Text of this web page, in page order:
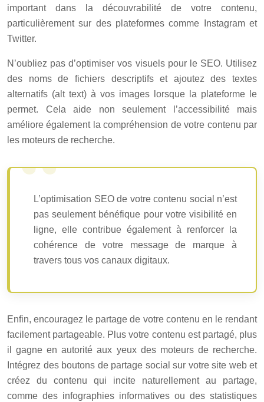
important dans la découvrabilité de votre contenu,
particulièrement sur des plateformes comme Instagram et
Twitter.
N’oubliez pas d’optimiser vos visuels pour le SEO. Utilisez
des noms de fichiers descriptifs et ajoutez des textes
alternatifs (alt text) à vos images lorsque la plateforme le
permet. Cela aide non seulement l’accessibilité mais
améliore également la compréhension de votre contenu par
les moteurs de recherche.
L’optimisation SEO de votre contenu social n’est
pas seulement bénéfique pour votre visibilité en
ligne, elle contribue également à renforcer la
cohérence de votre message de marque à
travers tous vos canaux digitaux.
Enfin, encouragez le partage de votre contenu en le rendant
facilement partageable. Plus votre contenu est partagé, plus
il gagne en autorité aux yeux des moteurs de recherche.
Intégrez des boutons de partage social sur votre site web et
créez du contenu qui incite naturellement au partage,
comme des infographies informatives ou des statistiques